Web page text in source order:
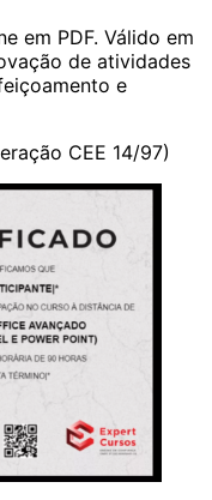
em PDF. Válido em
de atividades
e
CEE 14/97)